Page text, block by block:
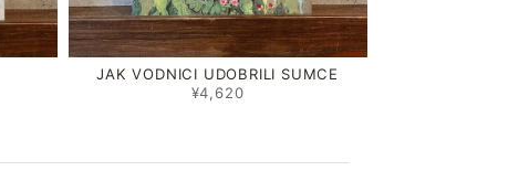
JAK VODNICI UDOBRILI SUMCE
¥4,620